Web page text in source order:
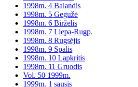
1998m. 4 Balandis
1998m. 5 Gegužė
1998m. 6 Birželis
1998m. 7 Liepa-Rugp.
1998m. 8 Rugsėjis
1998m. 9 Spalis
1998m. 10 Lapkritis
1998m. 11 Gruodis
Vol. 50 1999m.
1999m. 1 sausis